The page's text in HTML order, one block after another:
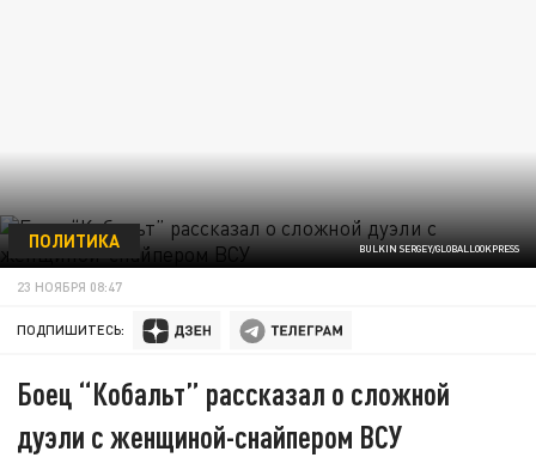
BULKIN SERGEY/GLOBALLOOKPRESS
ПОЛИТИКА
23 НОЯБРЯ 08:47
ПОДПИШИТЕСЬ:
Боец “Кобальт” рассказал о сложной
дуэли с женщиной-снайпером ВСУ